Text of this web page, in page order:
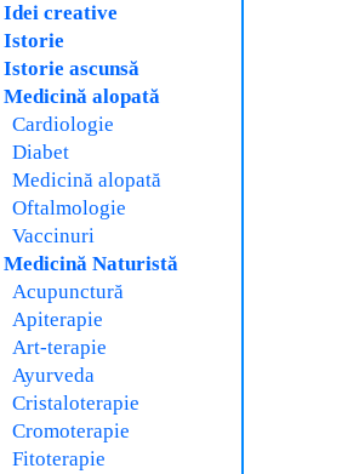
Idei creative
Istorie
Istorie ascunsă
Medicină alopată
Cardiologie
Diabet
Medicină alopată
Oftalmologie
Vaccinuri
Medicină Naturistă
Acupunctură
Apiterapie
Art-terapie
Ayurveda
Cristaloterapie
Cromoterapie
Fitoterapie